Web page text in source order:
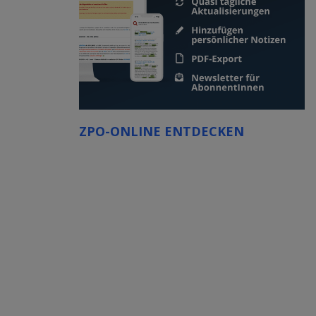
ZPO-ONLINE ENTDECKEN